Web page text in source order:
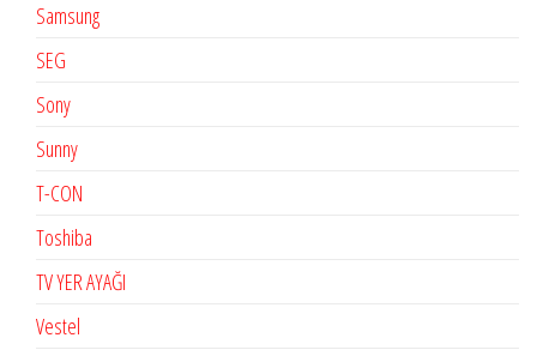
Samsung
SEG
Sony
Sunny
T-CON
Toshiba
TV YER AYAĞI
Vestel